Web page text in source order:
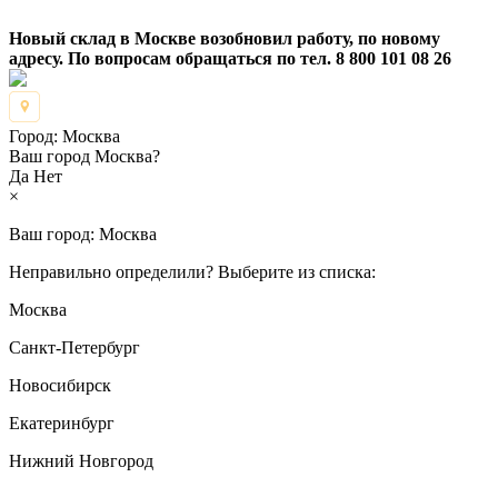
Новый склад в Москве возобновил работу, по новому
адресу. По вопросам обращаться по тел. 8 800 101 08 26
Город: Москва
Ваш город Москва?
Да Нет
×
Ваш город: Москва
Неправильно определили? Выберите из списка:
Москва
Санкт-Петербург
Новосибирск
Екатеринбург
Нижний Новгород